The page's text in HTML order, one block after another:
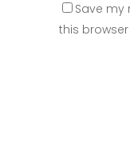
Save my
this